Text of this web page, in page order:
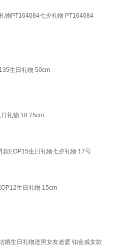
物PT164084七夕礼物 PT164084
生日礼物 50cm
礼物 18.75cm
款EOP15生日礼物七夕礼物 17号
生日礼物 15cm
婚生日礼物送男女友老婆 铂金戒女款